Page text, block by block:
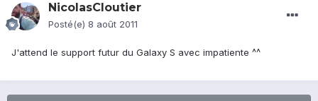
NicolasCloutier
Posté(e) 8 août 2011
J'attend le support futur du Galaxy S avec impatiente ^^